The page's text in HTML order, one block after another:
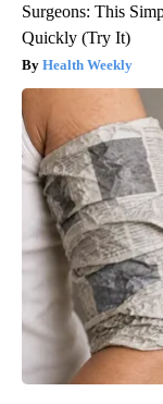
Surgeons: This
Quickly (Try It)
Health Weekly